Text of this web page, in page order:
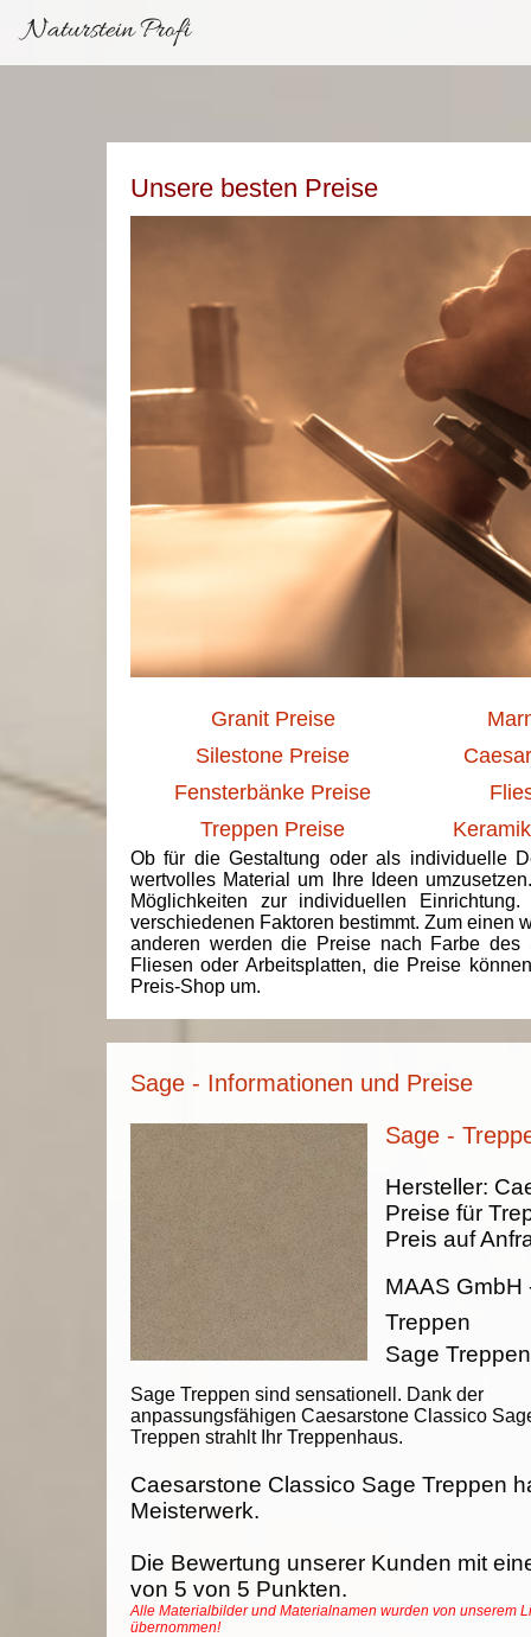
Naturstein Profi
Unsere besten Preise
Granit Preise
Silestone Preise
Fensterbänke Preise
Treppen Preise
Ob für die Gestaltung oder als individuelle
wertvolles Material um Ihre Ideen
Möglichkeiten zur individuellen
verschiedenen Faktoren bestimmt. Zum einen
anderen werden die Preise nach Farbe des
Fliesen oder Arbeitsplatten, die Preise
Preis-Shop um.
Sage - Informationen und Preise
Sage -
Sage Treppen sind sensationell. Dank der
anpassungsfähigen Caesarstone Classico
Treppen strahlt Ihr Treppenhaus.
Hersteller:
Preise für
Preis auf
MAAS GmbH
Treppen
Sage
Caesarstone Classico Sage Treppen
Meisterwerk.
Die Bewertung unserer Kunden mit
von 5 von 5 Punkten.
Alle Materialbilder und Materialnamen wurden von unserem
übernommen!